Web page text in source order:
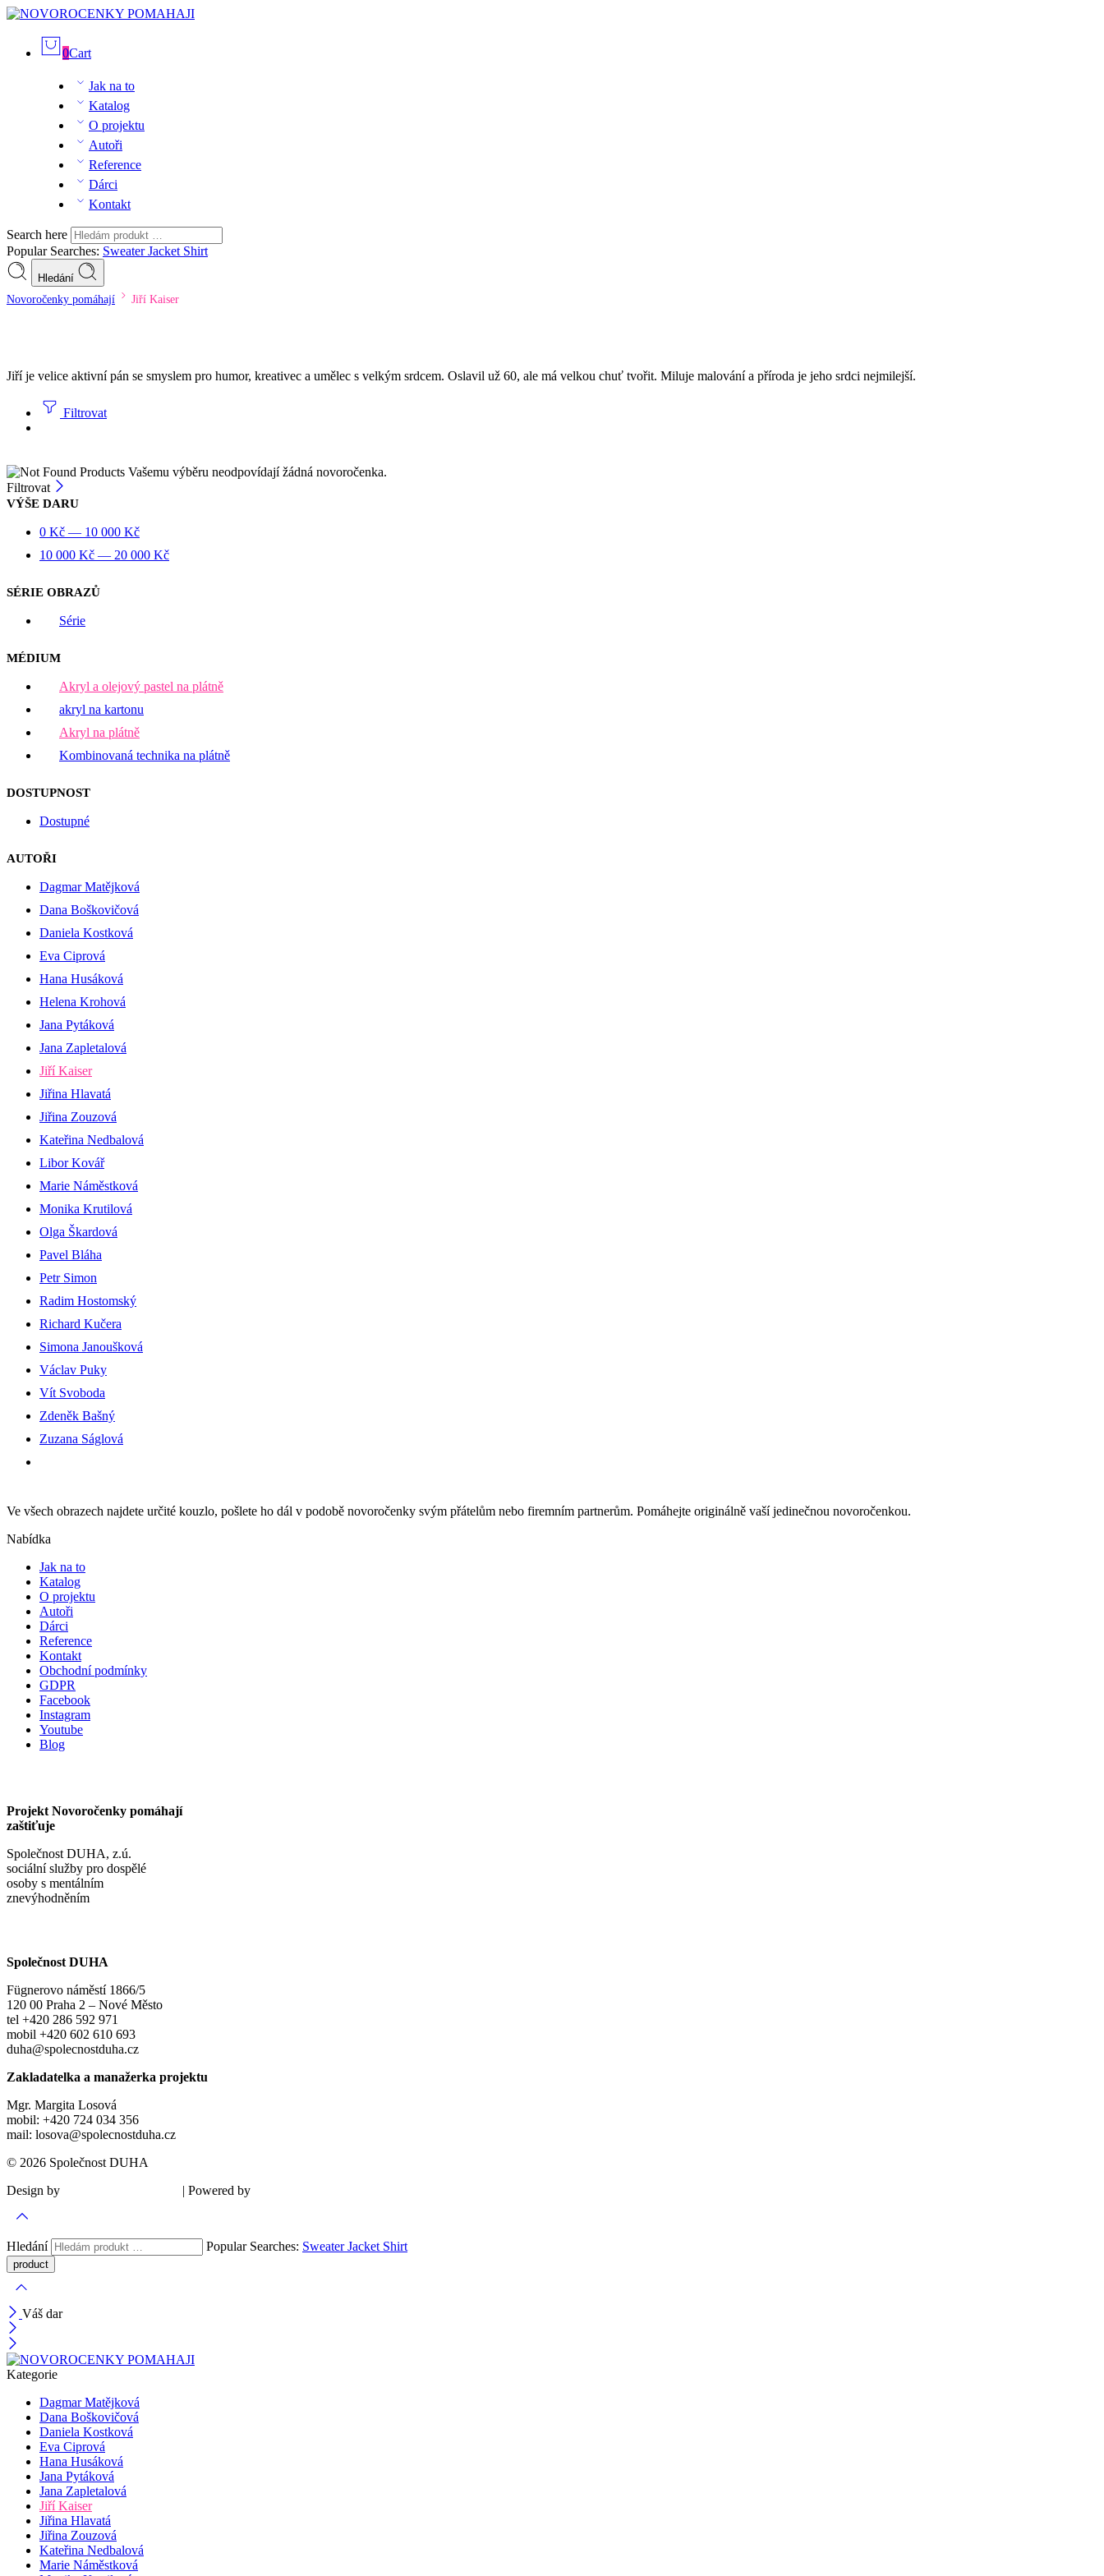
0Cart
Jak na to
Katalog
O projektu
Autoři
Reference
Dárci
Kontakt
Search here
Popular Searches: SweaterJacket Shirt
Hledání
Novoročenky pomáhají Jiří Kaiser
Jiří je velice aktivní pán se smyslem pro humor, kreativec a umělec s velkým srdcem. Oslavil už 60, ale má velkou chuť tvořit. Miluje malování a příroda je jeho srdci nejmilejší.
Filtrovat
Vašemu výběru neodpovídají žádná novoročenka.
Filtrovat
VÝŠE DARU
0 Kč — 10 000 Kč
10 000 Kč — 20 000 Kč
SÉRIE OBRAZŮ
Série
MÉDIUM
Akryl a olejový pastel na plátně
akryl na kartonu
Akryl na plátně
Kombinovaná technika na plátně
DOSTUPNOST
Dostupné
AUTOŘI
Dagmar Matějková
Dana Boškovičová
Daniela Kostková
Eva Ciprová
Hana Husáková
Helena Krohová
Jana Pytáková
Jana Zapletalová
Jiří Kaiser
Jiřina Hlavatá
Jiřina Zouzová
Kateřina Nedbalová
Libor Kovář
Marie Náměstková
Monika Krutilová
Olga Škardová
Pavel Bláha
Petr Simon
Radim Hostomský
Richard Kučera
Simona Janoušková
Václav Puky
Vít Svoboda
Zdeněk Bašný
Zuzana Ságlová
Ve všech obrazech najdete určité kouzlo, pošlete ho dál v podobě novoročenky svým přátelům nebo firemním partnerům. Pomáhejte originálně vaší jedinečnou novoročenkou.
Nabídka
Jak na to
Katalog
O projektu
Autoři
Dárci
Reference
Kontakt
Obchodní podmínky
GDPR
Facebook
Instagram
Youtube
Blog
Projekt Novoročenky pomáhají
zaštiťuje
Společnost DUHA, z.ú.
sociální služby pro dospělé
osoby s mentálním
znevýhodněním
Společnost DUHA
Fügnerovo náměstí 1866/5
120 00 Praha 2 – Nové Město
tel +420 286 592 971
mobil +420 602 610 693
duha@spolecnostduha.cz
Zakladatelka a manažerka projektu
Mgr. Margita Losová
mobil: +420 724 034 356
mail: losova@spolecnostduha.cz
© 2026 Společnost DUHA
Design by
| Powered by
Hledání Popular Searches: SweaterJacket Shirt
Váš dar
Kategorie
Dagmar Matějková
Dana Boškovičová
Daniela Kostková
Eva Ciprová
Hana Husáková
Jana Pytáková
Jana Zapletalová
Jiří Kaiser
Jiřina Hlavatá
Jiřina Zouzová
Kateřina Nedbalová
Marie Náměstková